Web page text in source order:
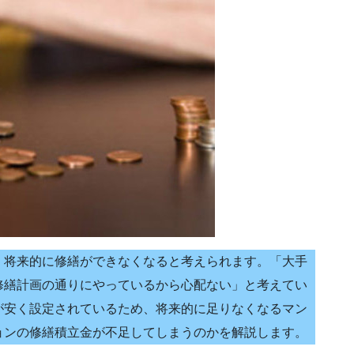
来的に修繕ができなくなると考えられます。「大手
計画の通りにやっているから心配ない」と考えてい
く設定されているため、将来的に足りなくなるマン
の修繕積立金が不足してしまうのかを解説します。